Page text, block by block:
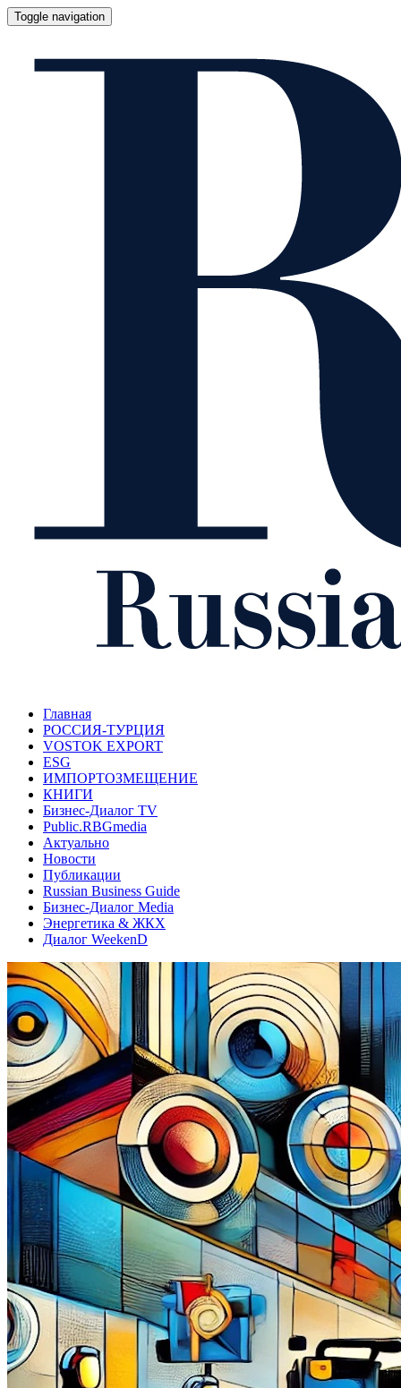
Toggle navigation
Главная
РОССИЯ-ТУРЦИЯ
VOSTOK EXPORT
ESG
ИМПОРТОЗМЕЩЕНИЕ
КНИГИ
Бизнес-Диалог TV
Public.RBGmedia
Актуально
Новости
Публикации
Russian Business Guide
Бизнес-Диалог Media
Энергетика & ЖКХ
Диалог WeekenD